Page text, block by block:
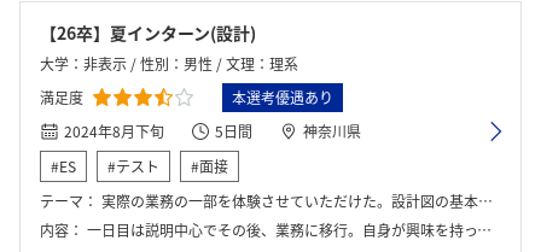
【26卒】夏インターン(設計)
大学：非表示 / 性別：男性 / 文理：理系
満足度
本選考優遇あり
2024年8月下旬
5日間
神奈川県
#ES
#テスト
#面接
テーマ： 実際の業務の一部を体験させていただけた。設計図の基本について講義を受けたのち設計図の実務を体験した。その他にも社員の方々との懇親会が行われ、自分が気になっていたことぶっちゃけたお金の話まで伺えるため、とてもいい時間だった。
内容： 一日目は説明中心でその後、業務に移行。自身が興味を持っていない部署も体験できた。